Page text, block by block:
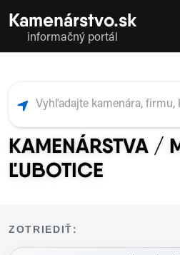
Kamenárstvo.sk
informačný portál
KAMENÁRSTVA /
ĽUBOTICE
ZOTRIEDIŤ: